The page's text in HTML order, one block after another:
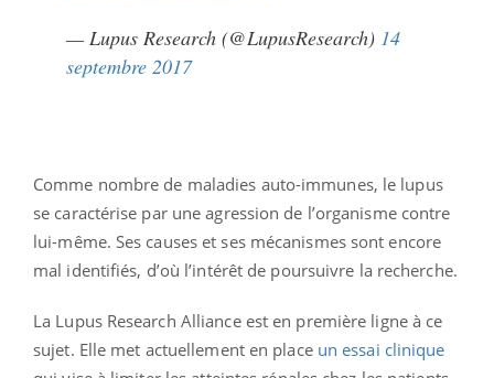
— Lupus Research (@LupusResearch) 14
septembre 2017
Comme nombre de maladies auto-immunes, le lupus
se caractérise par une agression de l’organisme contre
lui-même. Ses causes et ses mécanismes sont encore
mal identifiés, d’où l’intérêt de poursuivre la recherche.
La Lupus Research Alliance est en première ligne à ce
sujet. Elle met actuellement en place un essai clinique